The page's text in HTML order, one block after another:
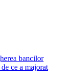
bancilor
ce a majorat